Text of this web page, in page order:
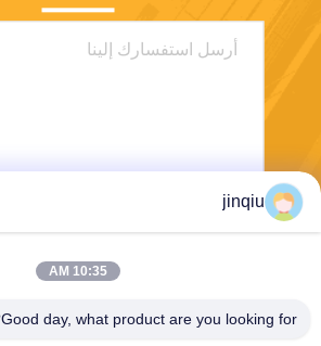
jinqiu
10:35 AM
Good day, what product are you looking for?